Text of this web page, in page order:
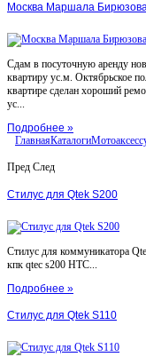
Москва Маршала
Сдам в посуточную аренду
квартиру ус.м. Октябрьское
квартире сделан хороший
ус...
Подробнее »
ГлавнаяКаталоги
Пред След
Стилус для Qtek S200
Стилус для коммуникатора
кпк qtec s200 HTC...
Подробнее »
Стилус для Qtek S110